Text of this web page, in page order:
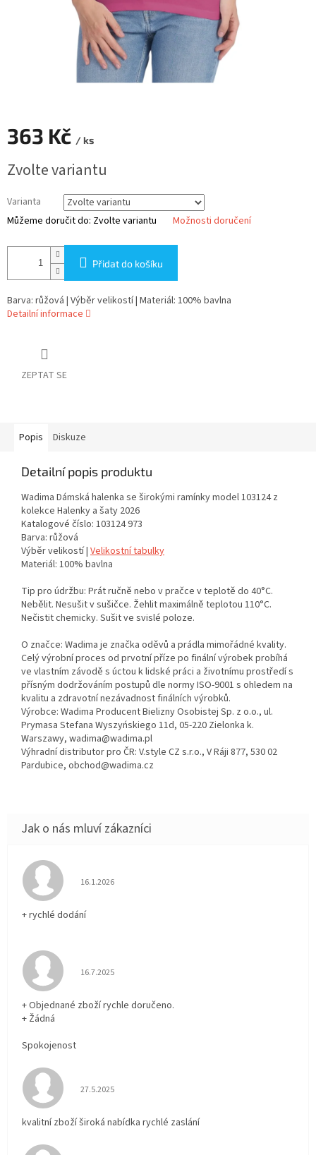
363 Kč / ks
cena:
Zvolte variantu
Varianta
Můžeme doručit do: Zvolte variantu Možnosti doručení
Přidat do košíku
Barva: růžová | Výběr velikostí | Materiál: 100% bavlna
Detailní informace
ZEPTAT SE
Popis Diskuze
Detailní popis produktu
Wadima Dámská halenka se širokými ramínky model 103124 z
kolekce Halenky a šaty 2026
Katalogové číslo: 103124 973
Barva: růžová
Výběr velikostí | Velikostní tabulky
Materiál: 100% bavlna
Tip pro údržbu: Prát ručně nebo v pračce v teplotě do 40°C.
Nebělit. Nesušit v sušičce. Žehlit maximálně teplotou 110°C.
Nečistit chemicky. Sušit ve svislé poloze.
O značce: Wadima je značka oděvů a prádla mimořádné kvality.
Celý výrobní proces od prvotní příze po finální výrobek probíhá
ve vlastním závodě s úctou k lidské práci a životnímu prostředí s
přísným dodržováním postupů dle normy ISO-9001 s ohledem na
kvalitu a zdravotní nezávadnost finálních výrobků.
Výrobce: Wadima Producent Bielizny Osobistej Sp. z o.o., ul.
Prymasa Stefana Wyszyńskiego 11d, 05-220 Zielonka k.
Warszawy, wadima@wadima.pl
Výhradní distributor pro ČR: V.style CZ s.r.o., V Ráji 877, 530 02
Pardubice, obchod@wadima.cz
Hodnocení obchodu je 5 z 5 hvězdiček.
16.1.2026
+ rychlé dodání
Hodnocení obchodu je 5 z 5 hvězdiček.
16.7.2025
+ Objednané zboží rychle doručeno.
+ Žádná
Spokojenost
Hodnocení obchodu je 5 z 5 hvězdiček.
27.5.2025
kvalitní zboží široká nabídka rychlé zaslání